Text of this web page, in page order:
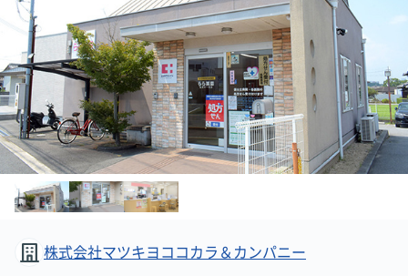
株式会社マツキヨココカラ＆カンパニー